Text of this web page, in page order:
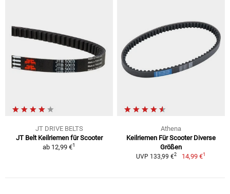
JT DRIVE BELTS
JT Belt Keilriemen für Scooter
ab 12,99 €1
Athena
Keilriemen Für Scooter Diverse
Größen
UVP 133,99 €2 14,99 €1